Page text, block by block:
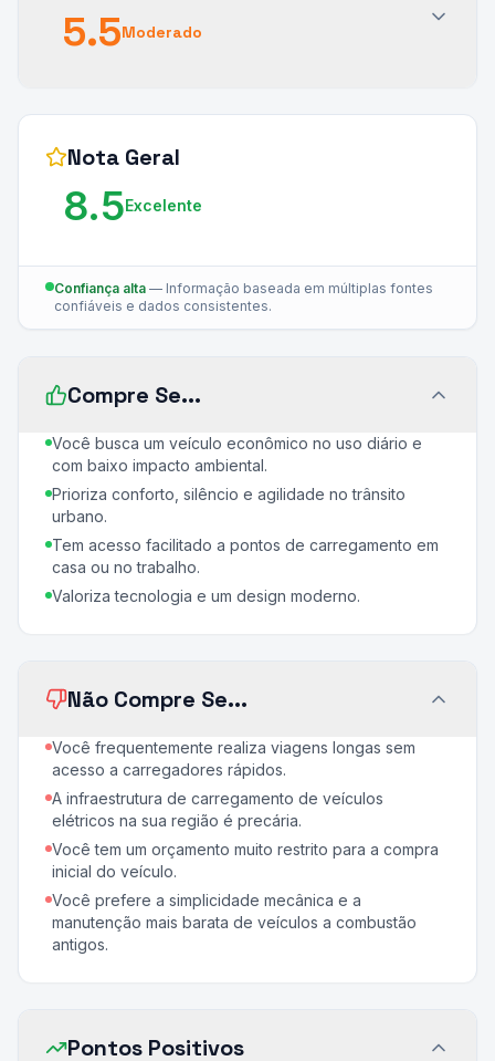
5.5Moderado
Nota Geral
8.5Excelente
Confiança alta — Informação baseada em múltiplas fontes
confiáveis e dados consistentes.
Compre Se...
Você busca um veículo econômico no uso diário e
com baixo impacto ambiental.
Prioriza conforto, silêncio e agilidade no trânsito
urbano.
Tem acesso facilitado a pontos de carregamento em
casa ou no trabalho.
Valoriza tecnologia e um design moderno.
Não Compre Se...
Você frequentemente realiza viagens longas sem
acesso a carregadores rápidos.
A infraestrutura de carregamento de veículos
elétricos na sua região é precária.
Você tem um orçamento muito restrito para a compra
inicial do veículo.
Você prefere a simplicidade mecânica e a
manutenção mais barata de veículos a combustão
antigos.
Pontos Positivos